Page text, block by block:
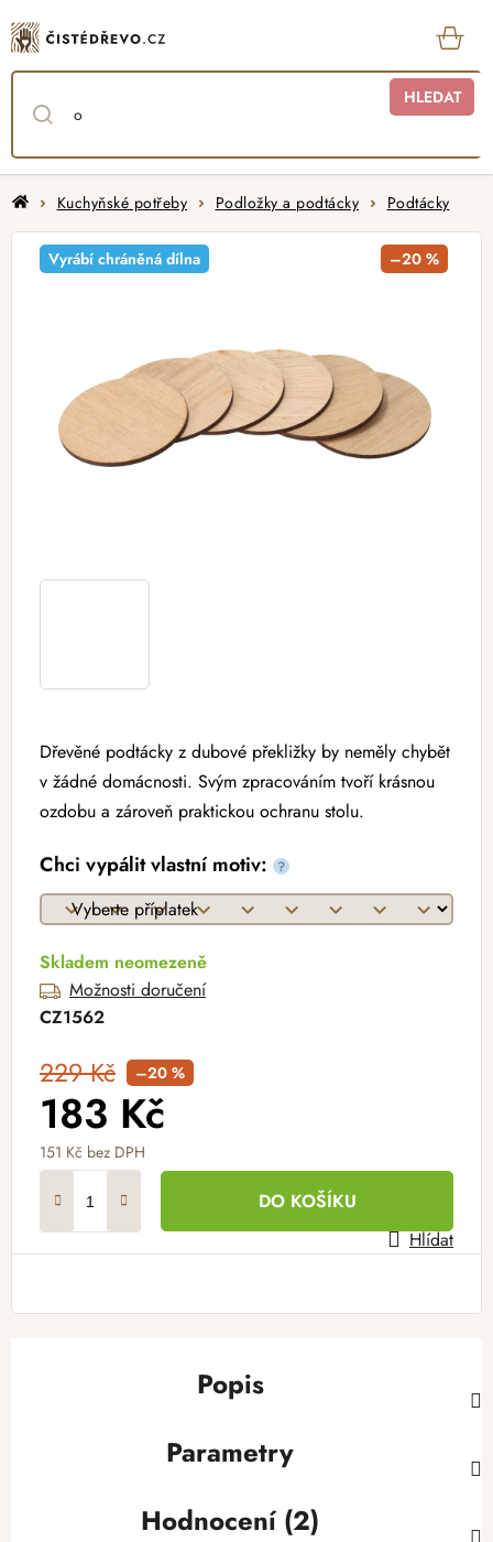
na
obsah
HLEDAT
DomůKuchyňské potřeby Podložky a podtácky Podtácky
Dřevěné podtácky z dubové překližky by neměly chybět
v žádné domácnosti. Svým zpracováním tvoří krásnou
ozdobu a zároveň praktickou ochranu stolu.
Chci vypálit vlastní motiv: ?
Skladem neomezeně
Možnosti doručení
CZ1562
229 Kč –20 %
183 Kč
151 Kč bez DPH
DO KOŠÍKU
Hlídat
Vyrábí chráněná dílna –20 %
Popis
Parametry
Hodnocení (2)